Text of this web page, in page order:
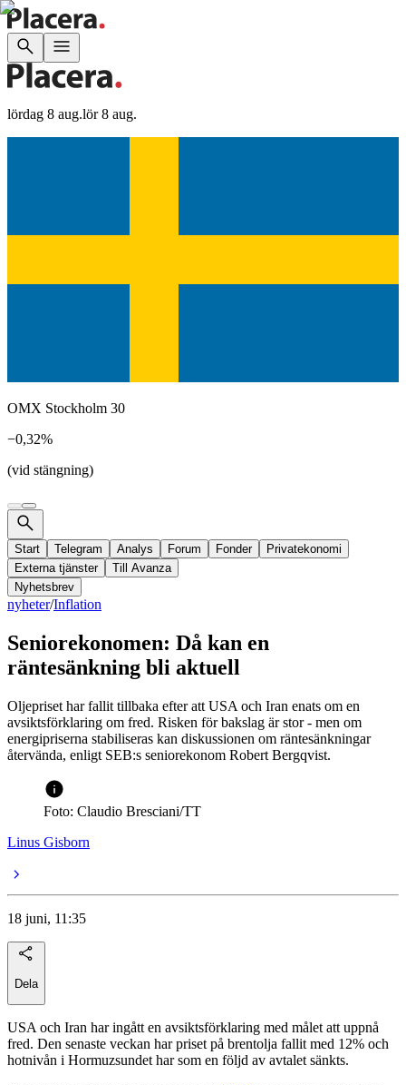
lördag 8 aug.lör 8 aug.
OMX Stockholm 30
−0,32%
(vid stängning)
Start Telegram Analys Forum Fonder
Privatekonomi
Externa tjänster
Till Avanza
Nyhetsbrev
nyheter/Inflation
Seniorekonomen: Då kan en
räntesänkning bli aktuell
Oljepriset har fallit tillbaka efter att USA och Iran enats om en
avsiktsförklaring om fred. Risken för bakslag är stor - men om
energipriserna stabiliseras kan diskussionen om räntesänkningar
återvända, enligt SEB:s seniorekonom Robert Bergqvist.
Foto: Claudio Bresciani/TT
Linus Gisborn
18 juni, 11:35
Dela
USA och Iran har ingått en avsiktsförklaring med målet att uppnå
fred. Den senaste veckan har priset på brentolja fallit med 12% och
hotnivån i Hormuzsundet har som en följd av avtalet sänkts.